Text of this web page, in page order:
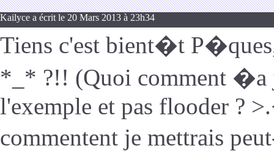
Kailyce a écrit le 20 Mars 2013 à 23h34
Tiens c'est bient�t
*_* ?!! (Quoi comment �a
l'exemple et pas flooder ?
commentent je mettrais